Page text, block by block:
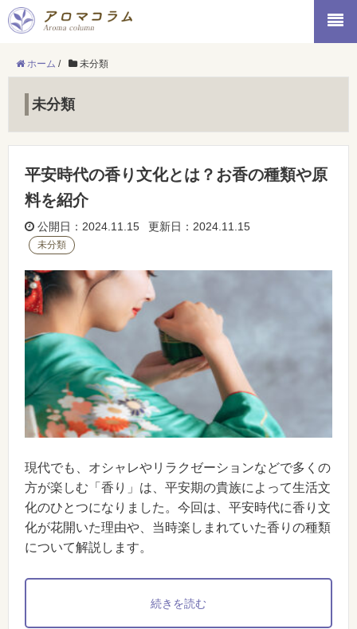
ホーム / 未分類
未分類
平安時代の香り文化とは？お香の種類や原
料を紹介
公開日：2024.11.15 更新日：2024.11.15
未分類
現代でも、オシャレやリラクゼーションなどで多くの
方が楽しむ「香り」は、平安期の貴族によって生活文
化のひとつになりました。今回は、平安時代に香り文
化が花開いた理由や、当時楽しまれていた香りの種類
について解説します。
続きを読む